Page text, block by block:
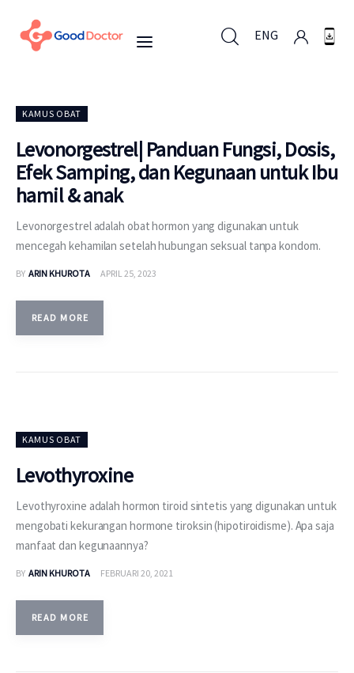
ENG
Untuk Bisnis
Untuk Anda
Mengapa Good Doctor
Berita
Layanan
KAMUS OBAT
Levonorgestrel| Panduan Fungsi, Dosis,
Efek Samping, dan Kegunaan untuk Ibu
hamil & anak
Levonorgestrel adalah obat hormon yang digunakan untuk
mencegah kehamilan setelah hubungan seksual tanpa kondom.
BY ARIN KHUROTA APRIL 25, 2023
READ MORE
KAMUS OBAT
Levothyroxine
Levothyroxine adalah hormon tiroid sintetis yang digunakan untuk
mengobati kekurangan hormone tiroksin (hipotiroidisme). Apa saja
manfaat dan kegunaannya?
BY ARIN KHUROTA FEBRUARI 20, 2021
READ MORE